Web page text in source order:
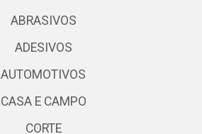
ABRASIVOS
ADESIVOS
AUTOMOTIVOS
CASA E CAMPO
CORTE